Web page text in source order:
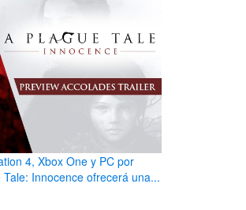
4, Xbox One y PC por
Innocence ofrecerá una...